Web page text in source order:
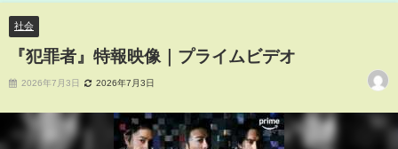
社会
『犯罪者』特報映像｜プライムビデオ
2026年7月3日 2026年7月3日